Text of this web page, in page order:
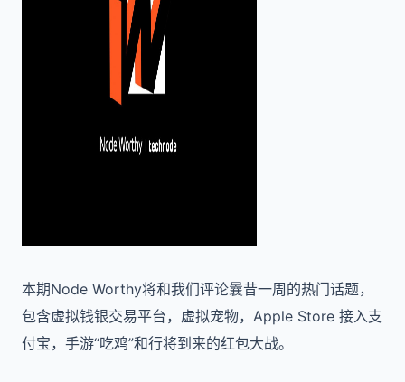
本期Node Worthy将和我们评论曩昔一周的热门话题，
包含虚拟钱银交易平台，虚拟宠物，Apple Store 接入支
付宝，手游“吃鸡”和行将到来的红包大战。